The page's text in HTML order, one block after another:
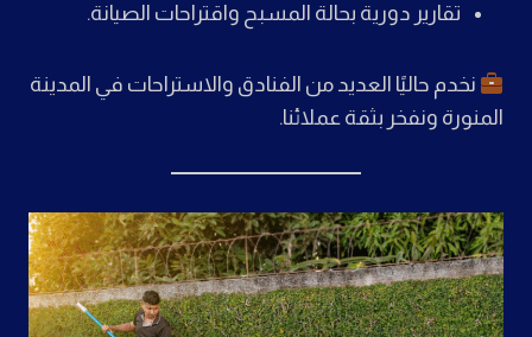
تقارير دورية بحالة المسبح واقتراحات الصيانة.
نخدم حاليًا العديد من الفنادق والاستراحات في المدينة
المنورة ونفخر بثقة عملائنا.